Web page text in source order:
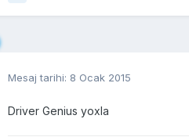
Mesaj tarihi: 8 Ocak 2015
Driver Genius yoxla